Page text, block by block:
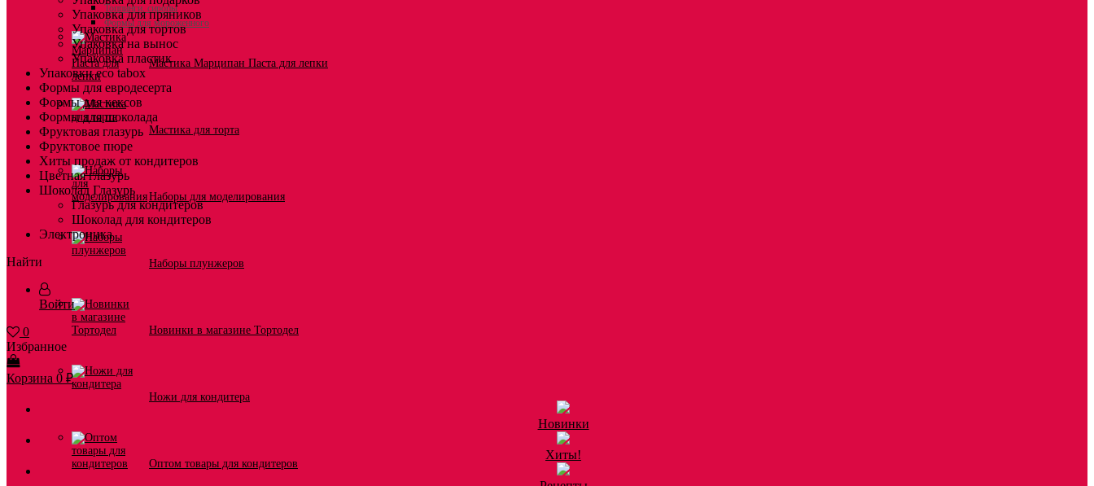
Топпинги, сиропы
Формы для мороженного
Мастика Марципан Паста для лепки
Мастика для торта
Наборы для моделирования
Наборы плунжеров
Новинки в магазине Тортодел
Ножи для кондитера
Оптом товары для кондитеров
Упаковка для пряников
Упаковка для тортов
Упаковка на вынос
Упаковка пластик
Упаковки eco tabox
Формы для евродесерта
Формы для кексов
Формы для шоколада
Фруктовая глазурь
Фруктовое пюре
Хиты продаж от кондитеров
Цветная глазурь
Шоколад Глазурь
Глазурь для кондитеров
Шоколад для кондитеров
Электроника
Найти
Войти
0
Избранное
Корзина 0 ₽
Новинки
Хиты!